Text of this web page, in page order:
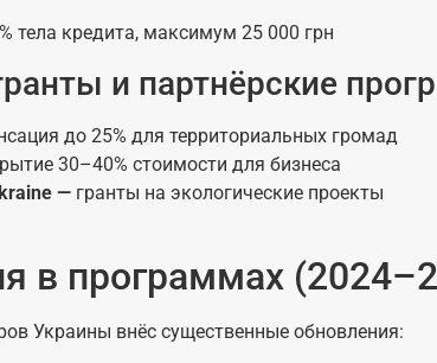
тела кредита, максимум 25 000 грн
и партнёрские
до 25% для территориальных громад
30–40% стоимости для бизнеса
— гранты на экологические проекты
в программах
Украины внёс существенные обновления: